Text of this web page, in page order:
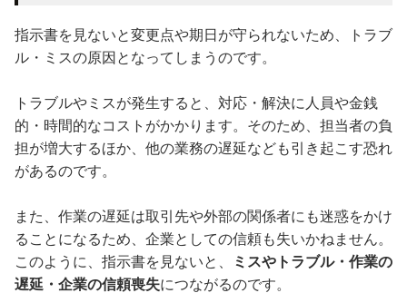
指示書を見ないと変更点や期日が守られないため、トラブ
ル・ミスの原因となってしまうのです。
トラブルやミスが発生すると、対応・解決に人員や金銭
的・時間的なコストがかかります。そのため、担当者の負
担が増大するほか、他の業務の遅延なども引き起こす恐れ
があるのです。
また、作業の遅延は取引先や外部の関係者にも迷惑をかけ
ることになるため、企業としての信頼も失いかねません。
このように、指示書を見ないと、
ミスやトラブル・作業の
遅延・企業の信頼喪失につながるのです。